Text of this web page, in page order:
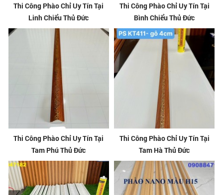
Thi Công Phào Chỉ Uy Tín Tại
Linh Chiểu Thủ Đức
Thi Công Phào Chỉ Uy Tín Tại
Bình Chiểu Thủ Đức
Thi Công Phào Chỉ Uy Tín Tại
Tam Phú Thủ Đức
Thi Công Phào Chỉ Uy Tín Tại
Tam Hà Thủ Đức